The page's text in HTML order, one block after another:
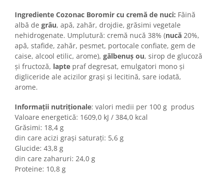
Cereale
Paine
Paine ambalata
Chifle
Colaci festivi
Snack-uri sărate
Covrigi de Buzau
Grisine
Crochete
Produse de gătit
Faina
Ingrediente Cozonac Boromir cu cremă de nuci: Făină
albă de grâu, apă, zahăr, drojdie, grăsimi vegetale
nehidrogenate. Umplutură: cremă nucă 38% (nucă 20%,
apă, stafide, zahăr, pesmet, portocale confiate, gem de
caise, alcool etilic, arome), gălbenuş ou, sirop de glucoză
şi fructoză, lapte praf degresat, emulgatori mono şi
digliceride ale acizilor graşi şi lecitină, sare iodată,
arome.
Informații nutriționale: valori medii per 100 g produs
Valoare energetică: 1609,0 kJ / 384,0 kcal
Grăsimi: 18,4 g
din care acizi grași saturați: 5,6 g
Glucide: 43,8 g
din care zaharuri: 24,0 g
Proteine: 10,8 g